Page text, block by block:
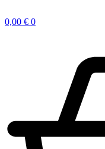
0,00 € 0